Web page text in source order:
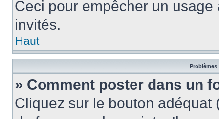
Ceci pour empêcher un
invités.
Haut
Problèmes
» Comment poster dans un
Cliquez sur le bouton